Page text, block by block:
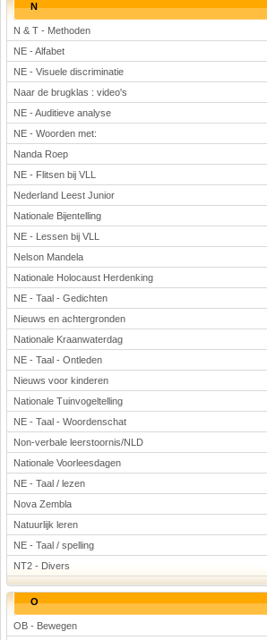
N
N & T - Methoden
NE - Alfabet
NE - Visuele discriminatie
Naar de brugklas : video's
NE - Auditieve analyse
NE - Woorden met:
Nanda Roep
NE - Flitsen bij VLL
Nederland Leest Junior
Nationale Bijentelling
NE - Lessen bij VLL
Nelson Mandela
Nationale Holocaust Herdenking
NE - Taal - Gedichten
Nieuws en achtergronden
Nationale Kraanwaterdag
NE - Taal - Ontleden
Nieuws voor kinderen
Nationale Tuinvogeltelling
NE - Taal - Woordenschat
Non-verbale leerstoornis/NLD
Nationale Voorleesdagen
NE - Taal / lezen
Nova Zembla
Natuurlijk leren
NE - Taal / spelling
NT2 - Divers
O
OB - Bewegen